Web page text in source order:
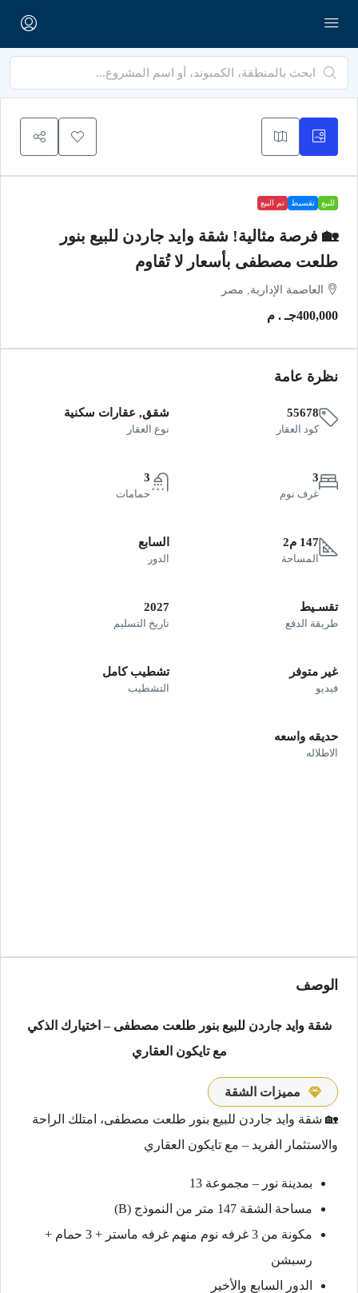
للبيع تقسيط تم البيع
🏡 فرصة مثالية! شقة وايد جاردن للبيع بنور
طلعت مصطفى بأسعار لا تُقاوم
العاصمة الإدارية, مصر
400,000جـ . م
نظرة عامة
55678
كود العقار
شقق, عقارات سكنية
نوع العقار
3
غرف نوم
3
حمامات
147 م2
المساحة
السابع
الدور
تقسـيط
طريقة الدفع
2027
تاريخ التسليم
غير متوفر
فيديو
تشطيب كامل
التشطيب
حديقه واسعه
الاطلاله
الوصف
شقة وايد جاردن للبيع بنور طلعت مصطفى – اختيارك الذكي
مع تايكون العقاري
مميزات الشقة
🏡 شقة وايد جاردن للبيع بنور طلعت مصطفى، امتلك الراحة
والاستثمار الفريد – مع تايكون العقاري
بمدينة نور – مجموعة 13
مساحة الشقة 147 متر من النموذج (B)
مكونة من 3 غرفه نوم منهم غرفه ماستر + 3 حمام +
رسبشن
الدور السابع والأخير